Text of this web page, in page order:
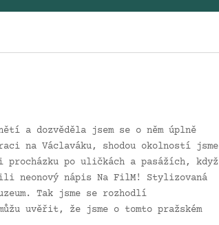
a dozvěděla jsem se o něm úplně
na Václaváku, shodou okolností jsme
po uličkách a pasážích, když
neonový nápis Na FilM! Stylizovaná
Tak jsme se rozhodlí
uvěřit, že jsme o tomto pražském